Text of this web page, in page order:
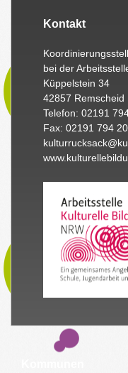
Kontakt
bei der
Küppelstein 34
42857 Remscheid
Telefon: 02191
Fax: 02191 794